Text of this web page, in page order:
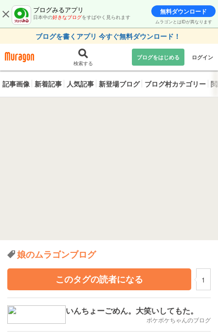
ブログみるアプリ
日本中の好きなブログをすばやく見られます
無料ダウンロード
ムラゴンとはIDが異なります
ブログを書くアプリ 今すぐ無料ダウンロード！
検索する
ブログをはじめる ログイン
記事画像 新着記事 人気記事 新登場ブログ ブログ村カテゴリー
娘のムラゴンブログ
このタグの読者になる
1
いんちょーごめん。大笑いしてもた。
ボケボケちゃんのブログ